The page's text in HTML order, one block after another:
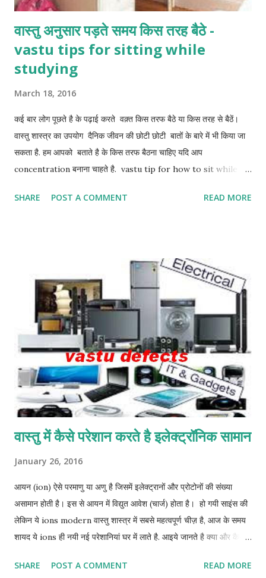
वास्तु अनुसार पड़ते समय किस तरह बैठे -
vastu tips for sitting while
studying
March 18, 2016
कई बार लोग पूछते है के पढ़ाई करते वक़्त किस तरफ बैठे या किस तरह से बैठें।
वास्तु शास्त्र का उपयोग दैनिक जीवन की छोटी छोटी बातों के बारे में भी किया जा
सकता है. हम आपको बताते है के किस तरफ बैठना चाहिए यदि आप
concentration बनाना चाहते है. vastu tip for how to sit while
होनी चाहिए। इसे साउथवेस्ट - वेस्ट भी कहते है. आपका फेस ईस्ट या नार्थ की
for stress शिवलिंग घर में रखें जरा संभलकर - shivling at home
precautions संतान और धन देती है वास्तु गाय - benefits of vastu cow
करियर में नए अवसर प्राप्ति के लिए छोटा सा वास्तु उपाय - simple vastu tip
for gaining new opportunities
SHARE POST A COMMENT READ MORE
वास्तु में कैसे परेशान करते है इलेक्ट्रॉनिक सामान
January 26, 2016
आयन (ion) ऐसे परमाणु या अणु है जिसमें इलेक्ट्रानों और प्रोटोनों की संख्या
असामान होती है। इस से आयन में विद्युत आवेश (चार्ज) होता है। हो गयी साइंस की
लेकिन ये ions modern वास्तु शास्त्र में सबसे महत्वपूर्ण चीज़ है, आज के समय
शायद ये ions ही नयी नई परेशानियां घर में लाते है. आइये जानते है क्या और कैसे
दो तरह के ions या ऋण होते है. अगर इलेक्ट्रॉन की तादाद प्रोटोन से अधिक हो
SHARE POST A COMMENT READ MORE